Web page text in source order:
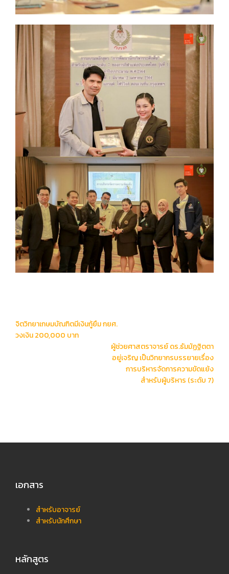
Post
navigation
จิตวิทยาเกษมบัณฑิตมีเงินกู้ยืม กยศ.
วงเงิน 200,000 บาท
ผู้ช่วยศาสตราจารย์ ดร.ธัมมัฏฐิตตา
อยู่เจริญ เป็นวิทยากรบรรยายเรื่อง
การบริหารจัดการความขัดแย้ง
สำหรับผู้บริหาร (ระดับ 7)
เอกสาร
สำหรับอาจารย์
สำหรับนักศึกษา
หลักสูตร